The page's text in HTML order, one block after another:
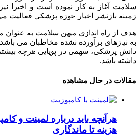
سلامت آغاز به کار نموده است و اخیرا
زمینه بازنشر اخبار حوزه پزشکی فعالیت
هدف از راه اندازی میهن سلامت به عنوان
به نیازهای برآورده نشده مخاطبان می
دانش پزشکی، سهمی در پویایی هرچه
داشته باشد.
مقالات در حال مشاهده
هرآنچه باید درباره لمینت و
هزینه تا ماندگاری